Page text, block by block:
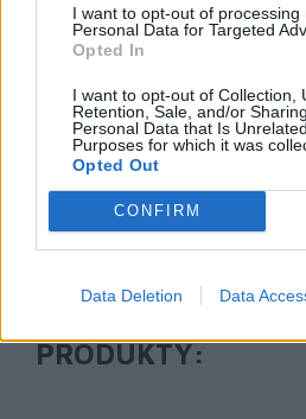
I want to opt-out of processing
Personal Data for Targeted
Opted In
I want to opt-out of Collection,
Retention, Sale, and/or
Personal Data that Is
Purposes for which it was
Opted Out
CONFIRM
Data Deletion Data
02-675
https://
Pomoc
https://
PRODUKTY: